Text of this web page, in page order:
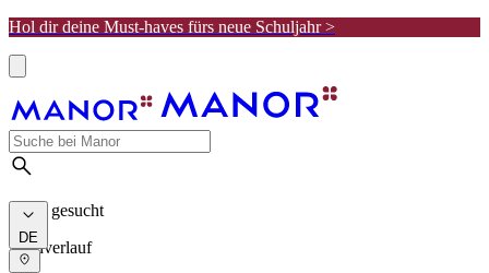
Hol dir deine Must-haves fürs neue Schuljahr >
Meist gesucht
Suchverlauf
DE